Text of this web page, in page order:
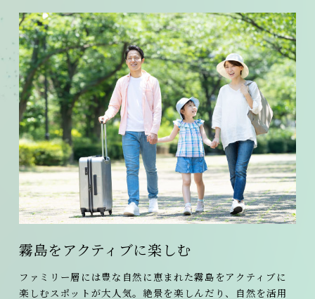
霧島をアクティブに楽しむ
ファミリー層には豊な自然に恵まれた霧島をアクティブに
楽しむスポットが大人気。絶景を楽しんだり、自然を活用